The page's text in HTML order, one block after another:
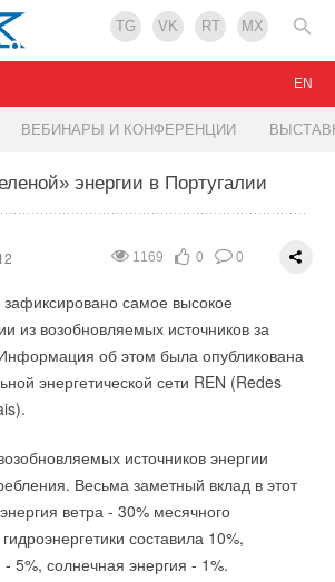
TG VK RT MX
ВЕБИНАРЫ И КОНФЕРЕНЦИИ
EN
энергии в Португалии
1169 0 0
самое высокое
из возобновляемых источников за
об этом была опубликована
энергетической сети REN (Redes
источников энергии
Весьма заметный вклад в этот
ветра - 30% месячного
составила 10%,
- 5%, солнечная энергия - 1%.
получил сразу 2
850 0 0
насос Grundfos серии MAGNA3 стал
Award». Всего в арсенале насоса уже
выпуска оборудования в августе
промышленного дизайна в
премии за конструктивное
Award 2012», MAGNA3 был признан
шести номинациях соревновались 24
был разработан для достижения
и
ACe
2378 0
отопления,
синтетического каучука с закрытой
Он является гибким и долговечным
закрыто ячеистая структура
сопротивление
характеристики материала
образованием конденсата.
заключается в высоком
низкой
экономию энергии и